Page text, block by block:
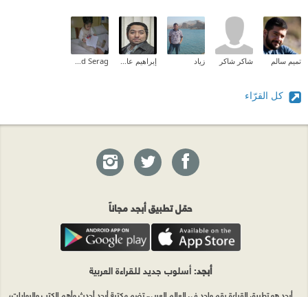
تميم سالم شاكر شاكر زياد إبراهيم عادل Mahmoud Serag
كل القرّاء
حمّل تطبيق أبجد مجاناً
أبجد: أسلوب جديد للقراءة العربية